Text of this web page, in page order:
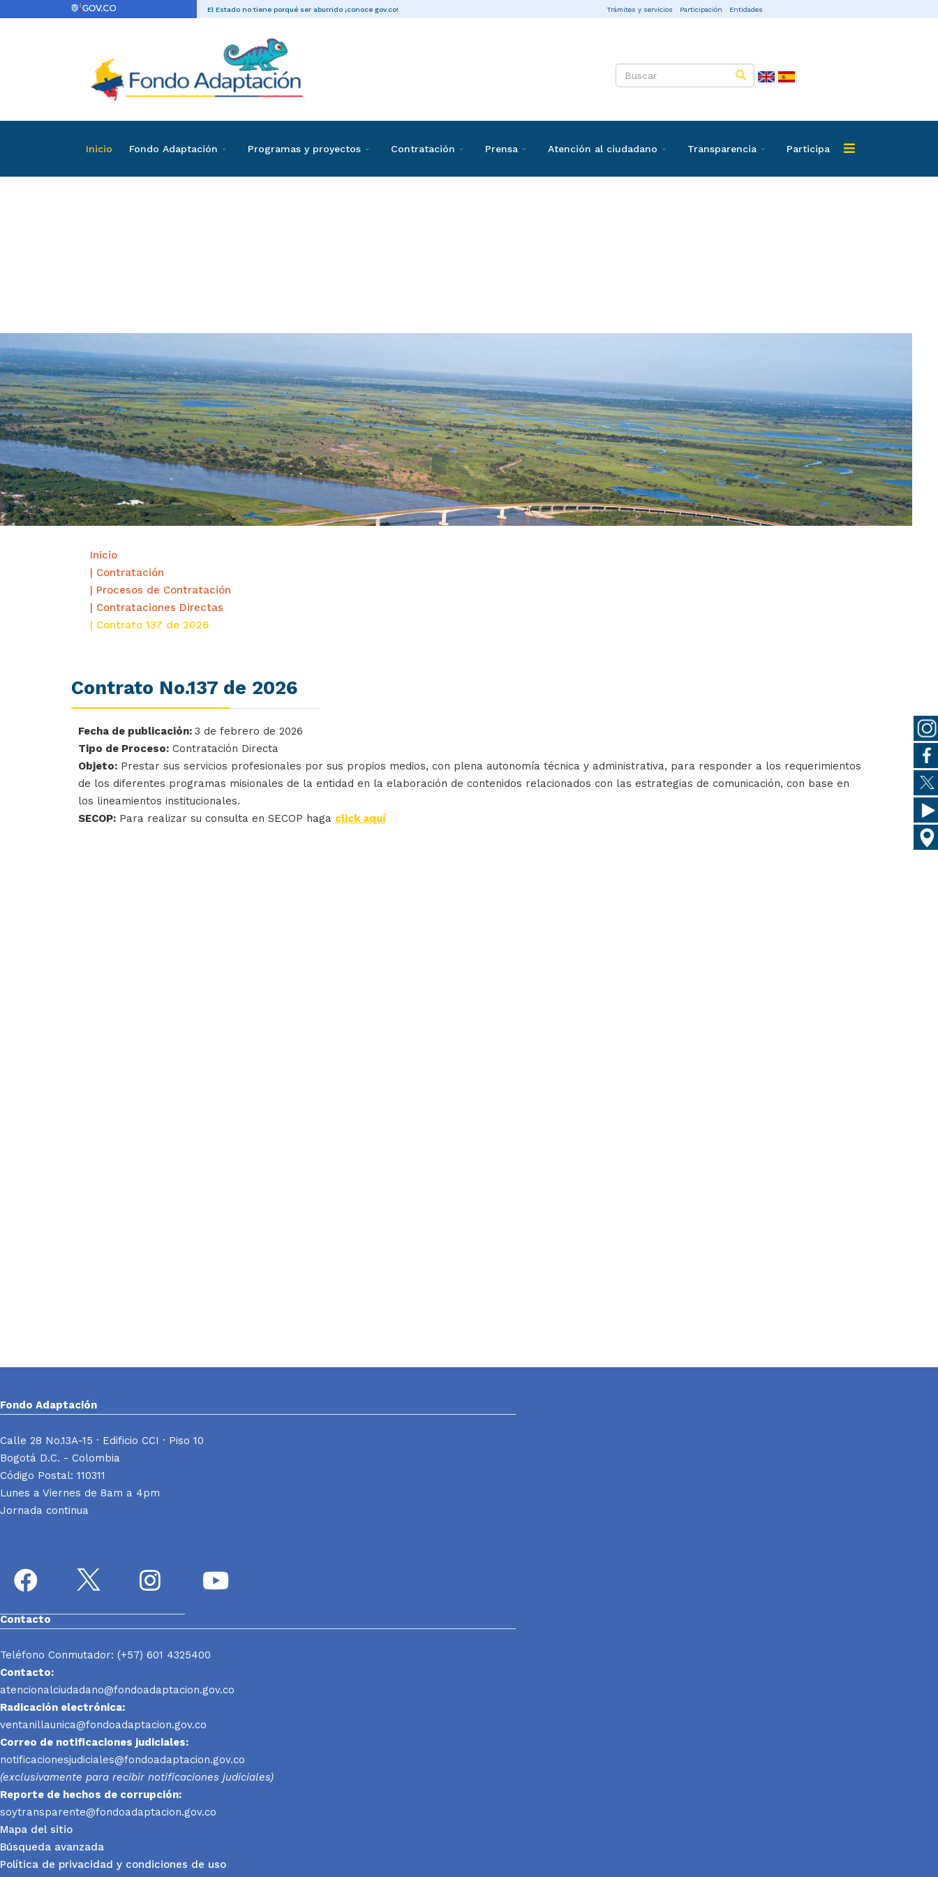
El Estado no tiene porqué ser aburrido ¡conoce gov.co! Trámites y servicios Participación Entidades
Inicio Fondo Adaptación Programas y proyectos Contratación Prensa Atención al ciudadano Transparencia Participa
Directas
Inicio
| Contratación
| Procesos de Contratación
| Contrataciones Directas
| Contrato 137 de 2026
Contrato No.137 de 2026
Fecha de publicación: 3 de febrero de 2026
Tipo de Proceso: Contratación Directa
Objeto: Prestar sus servicios profesionales por sus propios medios, con plena autonomía técnica y administrativa, para responder a los requerimientos
de los diferentes programas misionales de la entidad en la elaboración de contenidos relacionados con las estrategias de comunicación, con base en
los lineamientos institucionales.
SECOP: Para realizar su consulta en SECOP haga click aquí
Fondo Adaptación
Calle 28 No.13A-15 · Edificio CCI · Piso 10
Bogotá D.C. - Colombia
Código Postal: 110311
Lunes a Viernes de 8am a 4pm
Jornada continua
Contacto
Teléfono Conmutador: (+57) 601 4325400
Contacto:
atencionalciudadano@fondoadaptacion.gov.co
Radicación electrónica:
ventanillaunica@fondoadaptacion.gov.co
Correo de notificaciones judiciales:
notificacionesjudiciales@fondoadaptacion.gov.co
(exclusivamente para recibir notificaciones judiciales)
Reporte de hechos de corrupción:
soytransparente@fondoadaptacion.gov.co
Mapa del sitio
Búsqueda avanzada
Política de privacidad y condiciones de uso